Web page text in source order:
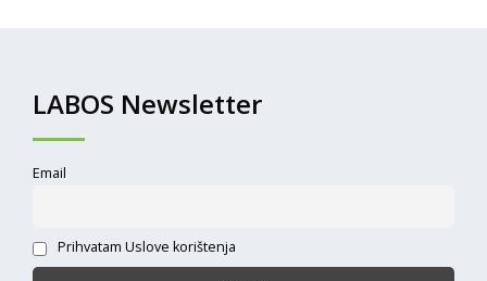
LABOS Newsletter
Email
Prihvatam Uslove korištenja